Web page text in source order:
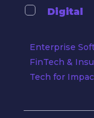
Digital
Enterprise
FinTech &
Tech for